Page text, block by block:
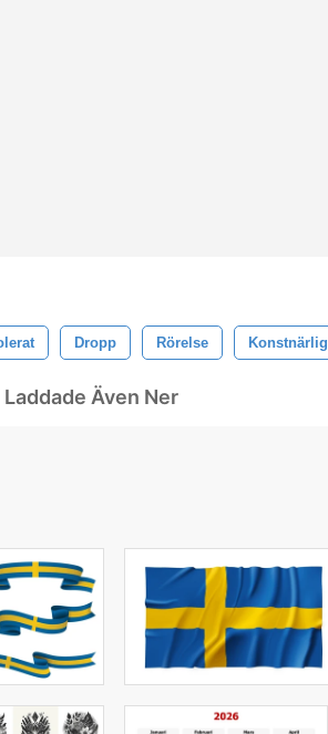
Dropp Rörelse Konstnärlig
Även Ner